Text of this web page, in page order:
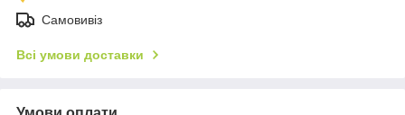
Самовивіз
Всі умови доставки